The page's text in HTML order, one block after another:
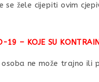
se žele cijepiti ovim
– KOJE SU
ne može trajno ili